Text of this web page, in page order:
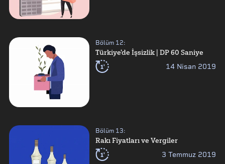
Bölüm 12:
Türkiye'de İşsizlik | DP 60 Saniye
1' 14 Nisan 2019
Bölüm 13:
Rakı Fiyatları ve Vergiler
1' 3 Temmuz 2019